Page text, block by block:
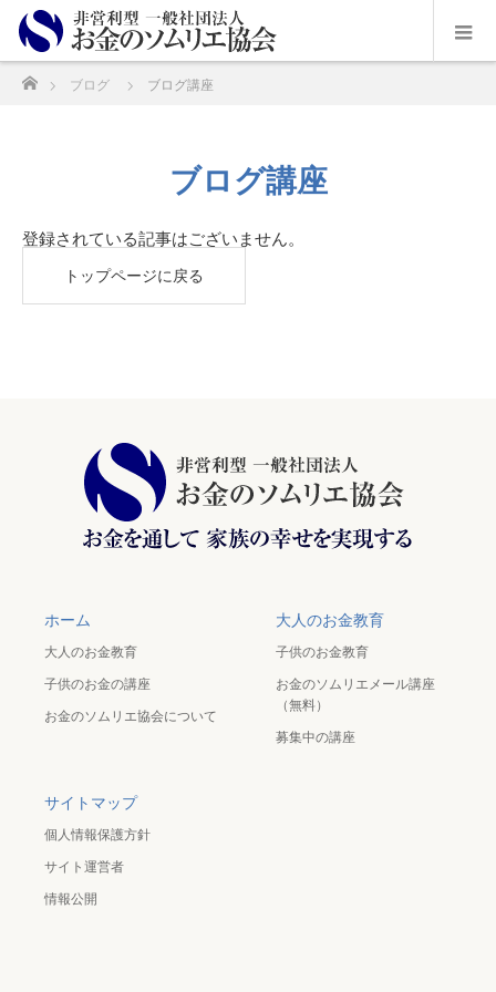
ブログ ブログ講座
ブログ講座
登録されている記事はございません。
トップページに戻る
ホーム
大人のお金教育
子供のお金の講座
お金のソムリエ協会について
大人のお金教育
子供のお金教育
お金のソムリエメール講座
（無料）
募集中の講座
サイトマップ
個人情報保護方針
サイト運営者
情報公開